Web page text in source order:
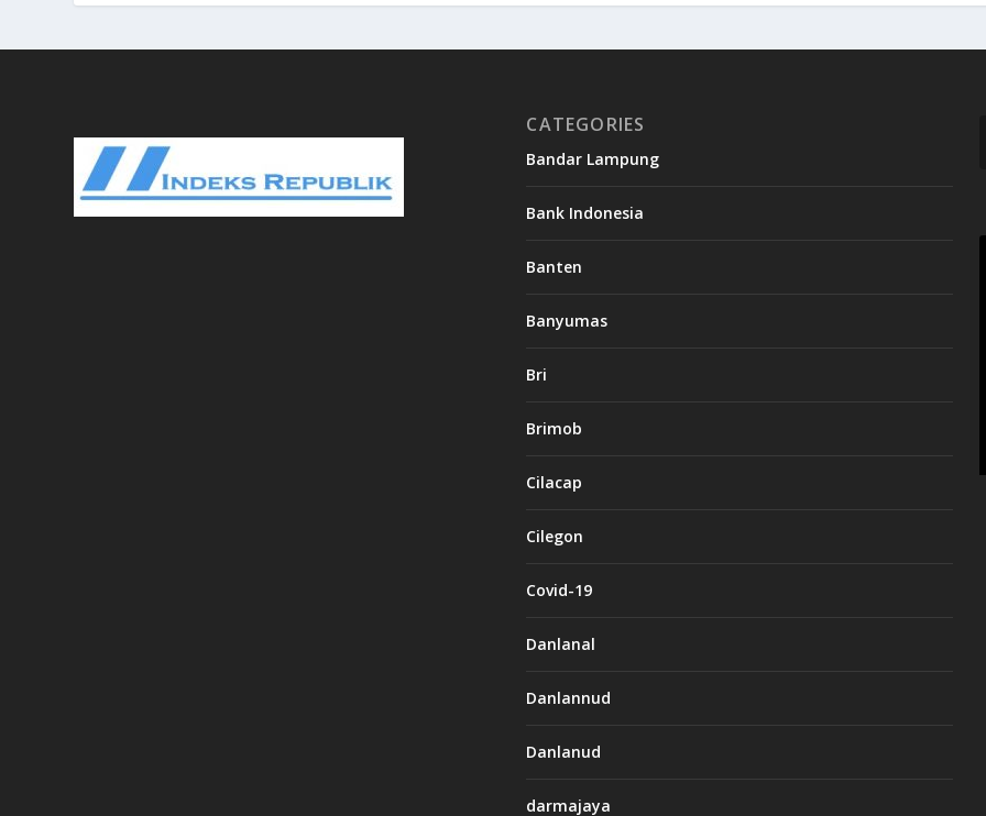
CATEGORIES
Bandar Lampung
Bank Indonesia
Banten
Banyumas
Bri
Brimob
Cilacap
Cilegon
Covid-19
Danlanal
Danlannud
Danlanud
darmajaya